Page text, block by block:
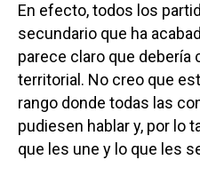
En efecto, todos los
secundario que ha
parece claro que
territorial. No creo que
rango donde todas las
pudiesen hablar y, por lo
que les une y lo que les